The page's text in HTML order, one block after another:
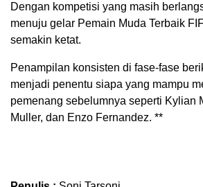
Dengan kompetisi yang masih
menuju gelar Pemain Muda Terbaik
semakin ketat.
Penampilan konsisten di fase-fase
menjadi penentu siapa yang mampu
pemenang sebelumnya seperti Kylian
Muller, dan Enzo Fernandez. **